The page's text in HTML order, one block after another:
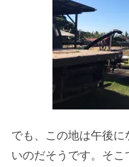
でも、この地は午後
いのだそうです。そ